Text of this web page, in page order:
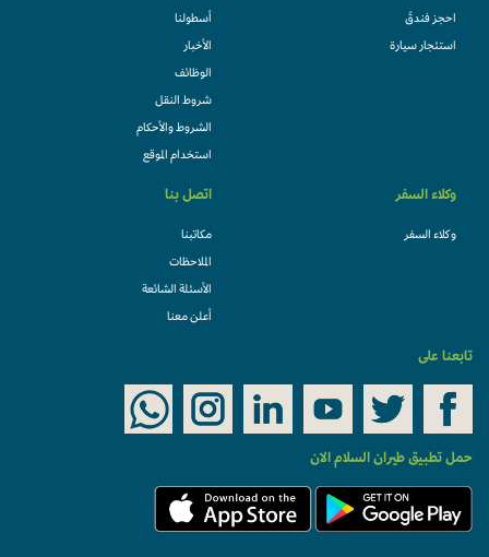
احجز فندقً
استئجار سيارة
أسطولنا
الأخبار
الوظائف
شروط النقل
الشروط والأحكام
استخدام الموقع
وكلاء السفر
وكلاء السفر
اتصل بنا
مكاتبنا
الملاحظات
الأسئلة الشائعة
أعلن معنا
تابعنا على
حمل تطبيق طيران السلام الان